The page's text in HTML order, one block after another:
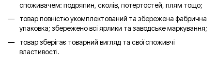
споживачем: подряпин, сколів, потертостей, плям тощо;
товар повністю укомплектований та збережена фабрична
упаковка; збережено всі ярлики та заводське маркування;
товар зберігає товарний вигляд та свої споживчі
властивості.